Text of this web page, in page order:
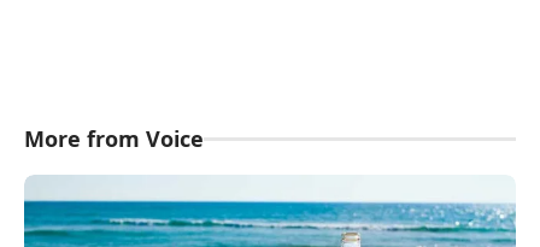
More from Voice